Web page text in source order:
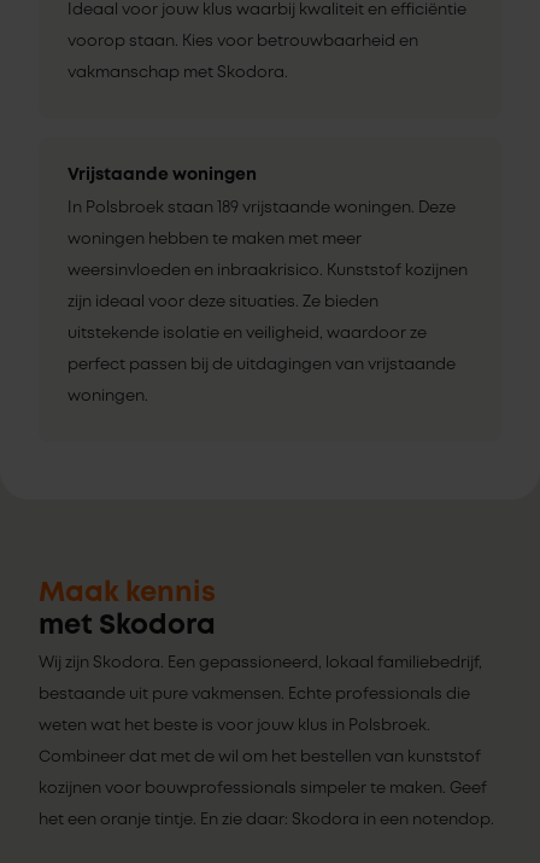
Ideaal voor jouw klus waarbij kwaliteit en efficiëntie
voorop staan. Kies voor betrouwbaarheid en
vakmanschap met Skodora.
Vrijstaande woningen
In Polsbroek staan 189 vrijstaande woningen. Deze
woningen hebben te maken met meer
weersinvloeden en inbraakrisico. Kunststof kozijnen
zijn ideaal voor deze situaties. Ze bieden
uitstekende isolatie en veiligheid, waardoor ze
perfect passen bij de uitdagingen van vrijstaande
woningen.
Maak kennis
met Skodora
Wij zijn Skodora. Een gepassioneerd, lokaal familiebedrijf,
bestaande uit pure vakmensen. Echte professionals die
weten wat het beste is voor jouw klus in Polsbroek.
Combineer dat met de wil om het bestellen van kunststof
kozijnen voor bouwprofessionals simpeler te maken. Geef
het een oranje tintje. En zie daar: Skodora in een notendop.